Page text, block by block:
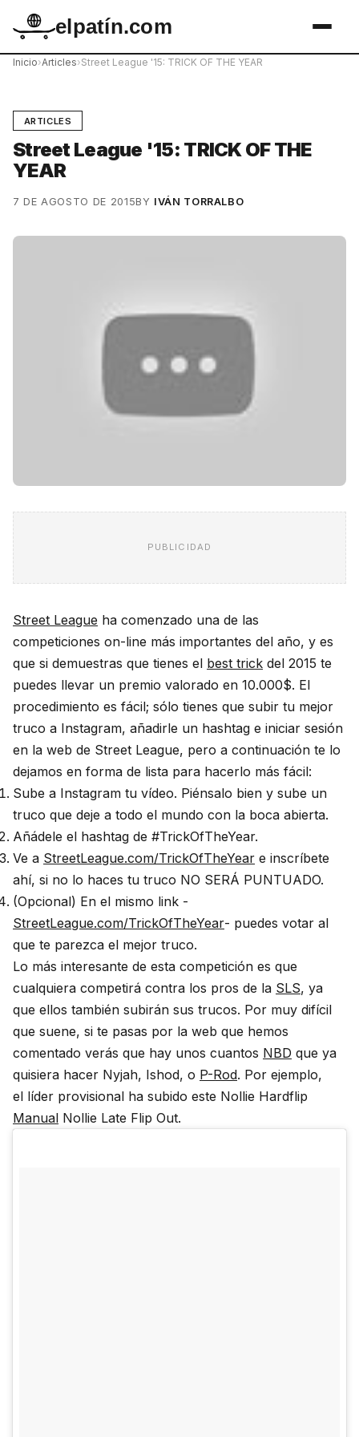
elpatín.com
Inicio›Articles›Street League '15: TRICK OF THE YEAR
ARTICLES
Street League '15: TRICK OF THE
YEAR
7 DE AGOSTO DE 2015BY IVÁN TORRALBO
PUBLICIDAD
Street League ha comenzado una de las
competiciones on-line más importantes del año, y es
que si demuestras que tienes el best trick del 2015 te
puedes llevar un premio valorado en 10.000$. El
procedimiento es fácil; sólo tienes que subir tu mejor
truco a Instagram, añadirle un hashtag e iniciar sesión
en la web de Street League, pero a continuación te lo
dejamos en forma de lista para hacerlo más fácil:
Sube a Instagram tu vídeo. Piénsalo bien y sube un
truco que deje a todo el mundo con la boca abierta.
Añádele el hashtag de #TrickOfTheYear.
Ve a StreetLeague.com/TrickOfTheYear e inscríbete
ahí, si no lo haces tu truco NO SERÁ PUNTUADO.
(Opcional) En el mismo link -
StreetLeague.com/TrickOfTheYear- puedes votar al
que te parezca el mejor truco.
Lo más interesante de esta competición es que
cualquiera competirá contra los pros de la SLS, ya
que ellos también subirán sus trucos. Por muy difícil
que suene, si te pasas por la web que hemos
comentado verás que hay unos cuantos NBD que ya
quisiera hacer Nyjah, Ishod, o P-Rod. Por ejemplo,
el líder provisional ha subido este Nollie Hardflip
Manual Nollie Late Flip Out.